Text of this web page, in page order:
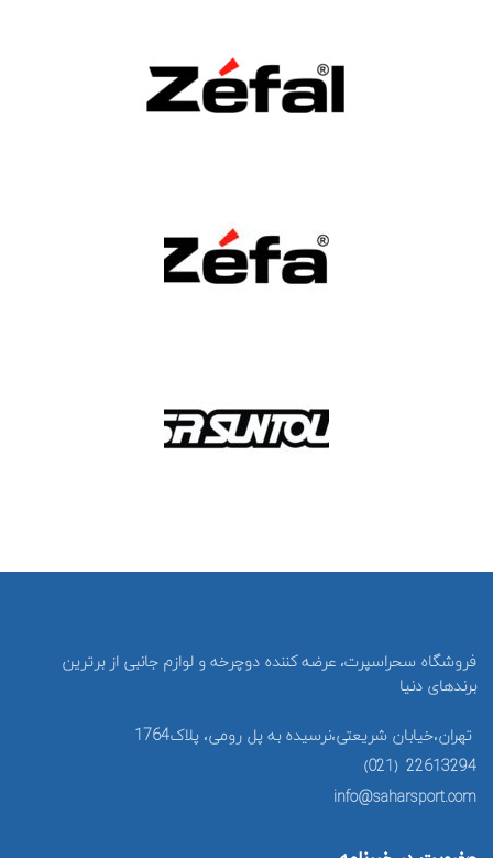
فروشگاه سحراسپرت، عرضه کننده دوچرخه و لوازم جانبی از برترین
برندهای دنیا
تهران،خیابان شریعتی،نرسیده به پل رومی، پلاک1764
22613294 (021)
info@saharsport.com